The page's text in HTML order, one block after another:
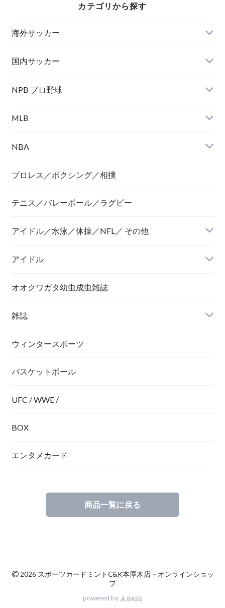
カテゴリから探す
海外サッカー
国内サッカー
NPB プロ野球
MLB
NBA
プロレス／ボクシング／相撲
テニス／バレーボール／ラグビー
アイドル／水泳／体操／NFL／ その他
アイドル
オオクワガタ幼虫成虫雑誌
雑誌
ウィンタースポーツ
バスケットボール
UFC / WWE /
BOX
エンタメカード
商品一覧に戻る
©2026 スポーツカードミントC&K本厚木店－オンラインショッ
プ
powered by